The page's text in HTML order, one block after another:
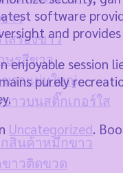
าว
สรองขาว
ษรสีขาว
าวแผ่นใหญ่
าวบนสติ๊กเกอร์ใส
สินค้าหมึกขาว
าวติดขวด
software
and
enjoyable session
purely
Uncategorized.